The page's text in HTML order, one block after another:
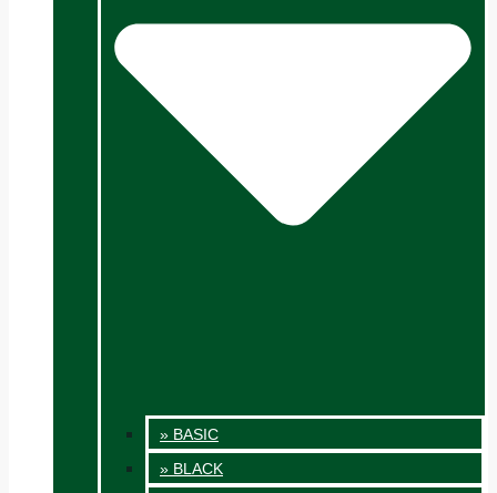
» BASIC
» BLACK